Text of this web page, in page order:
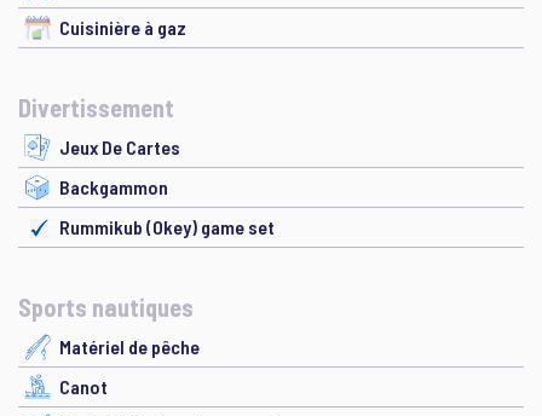
Cuisinière à gaz
Divertissement
Jeux De Cartes
Backgammon
Rummikub (Okey) game set
Sports nautiques
Matériel de pêche
Canot